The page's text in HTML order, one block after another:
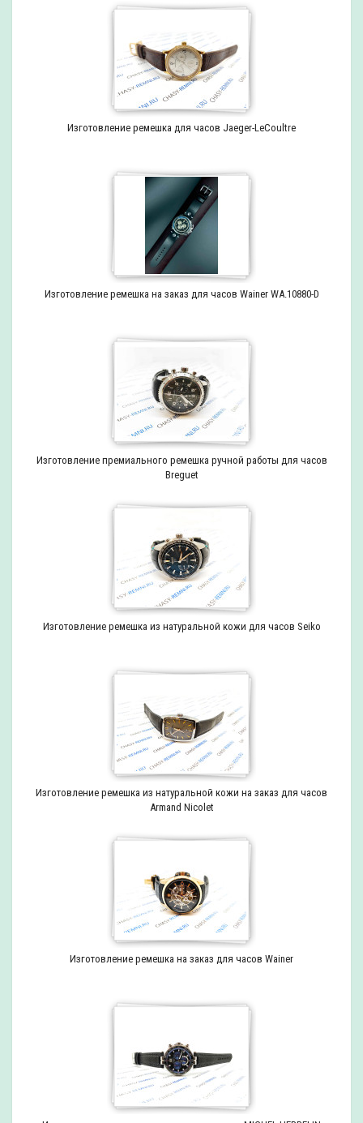
Изготовление ремешка для часов Jaeger-LeCoultre
Изготовление ремешка на заказ для часов Wainer WA.10880-D
Изготовление премиального ремешка ручной работы для часов
Breguet
Изготовление ремешка из натуральной кожи для часов Seiko
Изготовление ремешка из натуральной кожи на заказ для часов
Armand Nicolet
Изготовление ремешка на заказ для часов Wainer